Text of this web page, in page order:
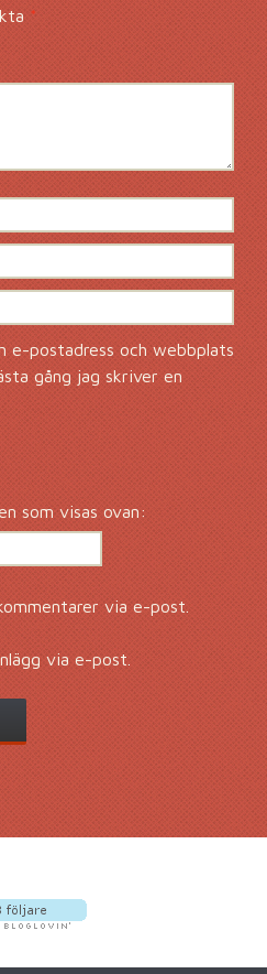
*
e-postadress och webbplats
gång jag skriver en
som visas ovan:
via e-post.
via e-post.